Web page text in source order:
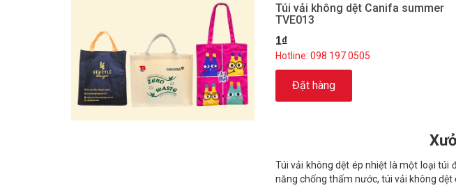
Túi vải không dệt Canifa summer
TVE013
1₫
Hotline: 098 197 0505
Đặt hàng
Túi vải không dệt ép nhiệt là một loại túi
năng chống thấm nước, túi vải không